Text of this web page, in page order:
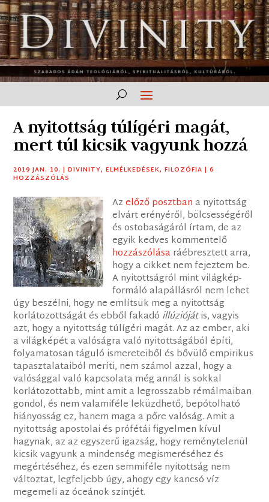
A nyitottság túlígéri magát,
mert túl kicsik vagyunk hozzá
2019 JAN. 10. |DIVINITY,ELMÉLKEDÉSEK,FILOZÓFIA |6
HOZZÁSZÓLÁS
Azelőző posztbana nyitottság
elvárt erényéről, bölcsességéről
és ostobaságáról írtam, de az
egyik kedves kommentelő
hozzászólásaráébresztett arra,
hogy a cikket nem fejeztem be.
A nyitottságról mint világkép-
formáló alapállásról nem lehet
úgy beszélni, hogy ne említsük meg a nyitottság
korlátozottságát és ebből fakadó illúziójátis, vagyis
azt, hogy a nyitottság túlígéri magát. Az az ember, aki
a világképét a valóságra való nyitottságából építi,
folyamatosan táguló ismereteiből és bővülő empirikus
tapasztalataiból meríti, nem számol azzal, hogy a
valósággal való kapcsolata még annál is sokkal
korlátozottabb, mint amit a legrosszabb rémálmaiban
gondol, és nem valamiféle leküzdhető, bepótolható
hiányosság ez, hanem maga a pőre valóság. Amit a
nyitottság apostolai és prófétái figyelmen kívül
hagynak, az az egyszerű igazság, hogy reménytelenül
kicsik vagyunk a mindenség megismeréséhez és
megértéséhez, és ezen semmiféle nyitottság nem
változtat, legfeljebb úgy, ahogy egy kancsó víz
megemeli az óceánok szintjét.